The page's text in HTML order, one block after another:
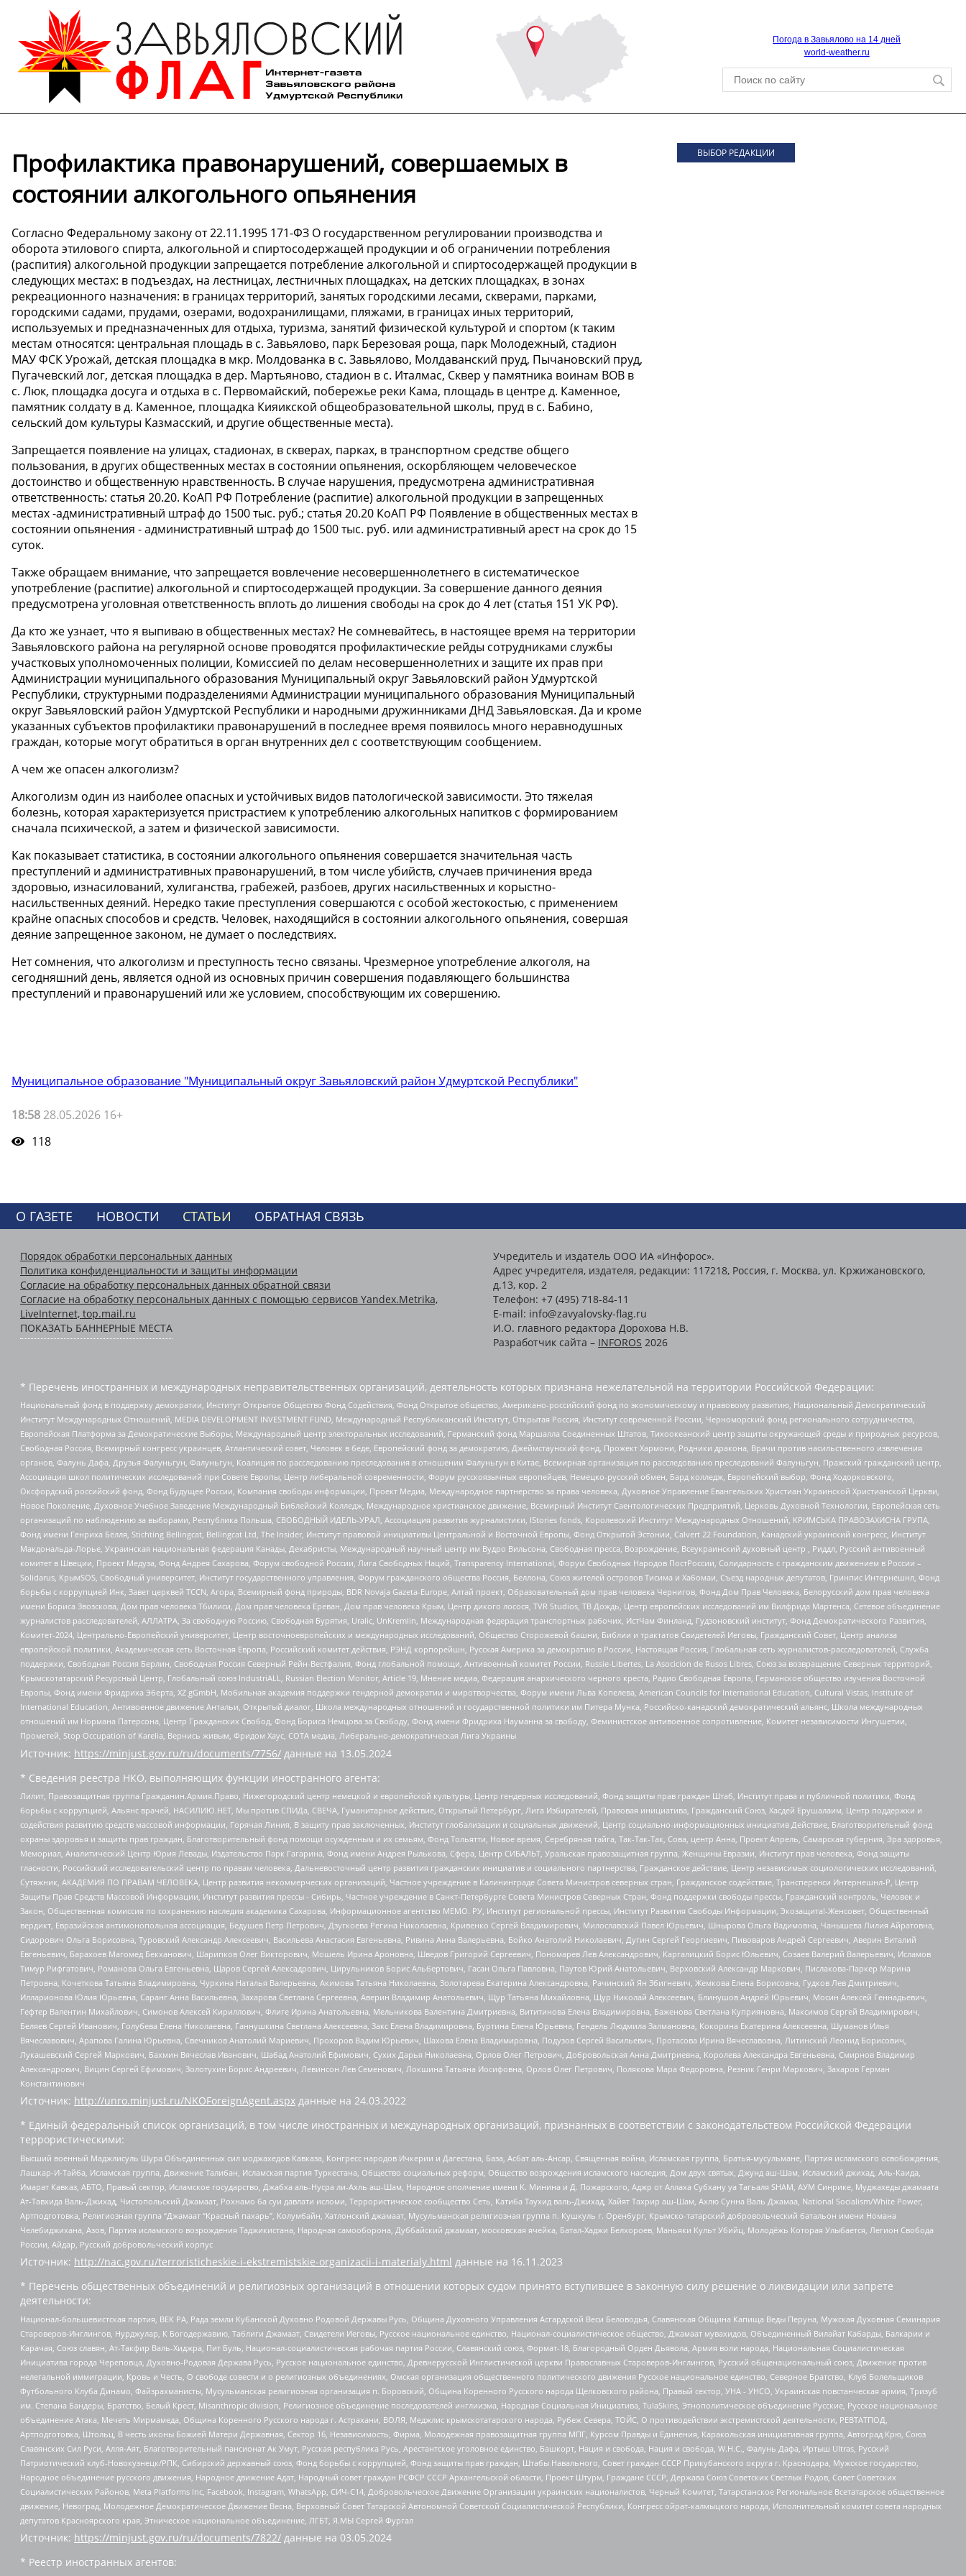
Погода в Завьялово на 14 дней
world-weather.ru
Профилактика правонарушений, совершаемых в
состоянии алкогольного опьянения
Согласно Федеральному закону от 22.11.1995 171-ФЗ О государственном регулировании производства и
оборота этилового спирта, алкогольной и спиртосодержащей продукции и об ограничении потребления
(распития) алкогольной продукции запрещается потребление алкогольной и спиртосодержащей продукции в
следующих местах: в подъездах, на лестницах, лестничных площадках, на детских площадках, в зонах
рекреационного назначения: в границах территорий, занятых городскими лесами, скверами, парками,
городскими садами, прудами, озерами, водохранилищами, пляжами, в границах иных территорий,
используемых и предназначенных для отдыха, туризма, занятий физической культурой и спортом (к таким
местам относятся: центральная площадь в с. Завьялово, парк Березовая роща, парк Молодежный, стадион
МАУ ФСК Урожай, детская площадка в мкр. Молдованка в с. Завьялово, Молдаванский пруд, Пычановский пруд,
Пугачевский лог, детская площадка в дер. Мартьяново, стадион в с. Италмас, Сквер у памятника воинам ВОВ в
с. Люк, площадка досуга и отдыха в с. Первомайский, побережье реки Кама, площадь в центре д. Каменное,
памятник солдату в д. Каменное, площадка Кияикской общеобразовательной школы, пруд в с. Бабино,
сельский дом культуры Казмасский, и другие общественные места).
Запрещается появление на улицах, стадионах, в скверах, парках, в транспортном средстве общего
пользования, в других общественных местах в состоянии опьянения, оскорбляющем человеческое
достоинство и общественную нравственность. В случае нарушения, предусмотрена административная
ответственность: статья 20.20. КоАП РФ Потребление (распитие) алкогольной продукции в запрещенных
местах -административный штраф до 1500 тыс. руб.; статья 20.20 КоАП РФ Появление в общественных местах в
состоянии опьянения - административный штраф до 1500 тыс. руб. или административный арест на срок до 15
суток.
Также обращаем внимание, что запрещается вовлечение несовершеннолетнего в систематическое
употребление (распитие) алкогольной и спиртосодержащей продукции. За совершение данного деяния
предусмотрена уголовная ответственность вплоть до лишения свободы на срок до 4 лет (статья 151 УК РФ).
Да кто же узнает, что я выпиваю в общественных местах? Не сомневайтесь, в настоящее время на территории
Завьяловского района на регулярной основе проводятся профилактические рейды сотрудниками службы
участковых уполномоченных полиции, Комиссией по делам несовершеннолетних и защите их прав при
Администрации муниципального образования Муниципальный округ Завьяловский район Удмуртской
Республики, структурными подразделениями Администрации муниципального образования Муниципальный
округ Завьяловский район Удмуртской Республики и народными дружинниками ДНД Завьяловская. Да и кроме
указанных субъектов профилактики правонарушений в последнее время появилось много неравнодушных
граждан, которые могут обратиться в орган внутренних дел с соответствующим сообщением.
А чем же опасен алкоголизм?
Алкоголизм один из наиболее опасных и устойчивых видов патологической зависимости. Это тяжелая
болезнь, которая характеризуется пристрастием к употреблению алкогольных напитков с формированием
сначала психической, а затем и физической зависимости.
Как показывает статистика, в состоянии алкогольного опьянения совершается значительная часть
преступлений и административных правонарушений, в том числе убийств, случаев причинения вреда
здоровью, изнасилований, хулиганства, грабежей, разбоев, других насильственных и корыстно-
насильственных деяний. Нередко такие преступления совершаются с особой жестокостью, с применением
крайне опасных способов и средств. Человек, находящийся в состоянии алкогольного опьянения, совершая
деяние запрещенное законом, не думает о последствиях.
Нет сомнения, что алкоголизм и преступность тесно связаны. Чрезмерное употребление алкоголя, на
сегодняшний день, является одной из основных причин совершения подавляющего большинства
преступлений и правонарушений или же условием, способствующим их совершению.
Муниципальное образование "Муниципальный округ Завьяловский район Удмуртской Республики"
18:58 28.05.2026 16+
118
ВЫБОР РЕДАКЦИИ
О ГАЗЕТЕ НОВОСТИ СТАТЬИ ОБРАТНАЯ СВЯЗЬ
Порядок обработки персональных данных
Политика конфиденциальности и защиты информации
Согласие на обработку персональных данных обратной связи
Согласие на обработку персональных данных с помощью сервисов Yandex.Metrika,
LiveInternet, top.mail.ru
ПОКАЗАТЬ БАННЕРНЫЕ МЕСТА
Учредитель и издатель ООО ИА «Инфорос».
Адрес учредителя, издателя, редакции: 117218, Россия, г. Москва, ул. Кржижановского,
д.13, кор. 2
Телефон: +7 (495) 718-84-11
E-mail: info@zavyalovsky-flag.ru
И.О. главного редактора Дорохова Н.В.
Разработчик сайта – INFOROS 2026
* Перечень иностранных и международных неправительственных организаций, деятельность которых признана нежелательной на территории Российской Федерации:
Национальный фонд в поддержку демократии, Институт Открытое Общество Фонд Содействия, Фонд Открытое общество, Американо-российский фонд по экономическому и правовому развитию, Национальный Демократический
Институт Международных Отношений, MEDIA DEVELOPMENT INVESTMENT FUND, Международный Республиканский Институт, Открытая Россия, Институт современной России, Черноморский фонд регионального сотрудничества,
Европейская Платформа за Демократические Выборы, Международный центр электоральных исследований, Германский фонд Маршалла Соединенных Штатов, Тихоокеанский центр защиты окружающей среды и природных ресурсов,
Свободная Россия, Всемирный конгресс украинцев, Атлантический совет, Человек в беде, Европейский фонд за демократию, Джеймстаунский фонд, Прожект Хармони, Родники дракона, Врачи против насильственного извлечения
органов, Фалунь Дафа, Друзья Фалуньгун, Фалуньгун, Коалиция по расследованию преследования в отношении Фалуньгун в Китае, Всемирная организация по расследованию преследований Фалуньгун, Пражский гражданский центр,
Ассоциация школ политических исследований при Совете Европы, Центр либеральной современности, Форум русскоязычных европейцев, Немецко-русский обмен, Бард колледж, Европейский выбор, Фонд Ходорковского,
Оксфордский российский фонд, Фонд Будущее России, Компания свободы информации, Проект Медиа, Международное партнерство за права человека, Духовное Управление Евангельских Христиан Украинской Христианской Церкви,
Новое Поколение, Духовное Учебное Заведение Международный Библейский Колледж, Международное христианское движение, Всемирный Институт Саентологических Предприятий, Церковь Духовной Технологии, Европейская сеть
организаций по наблюдению за выборами, Республика Польша, СВОБОДНЫЙ ИДЕЛЬ-УРАЛ, Ассоциация развития журналистики, IStories fonds, Королевский Институт Международных Отношений, КРИМСЬКА ПРАВОЗАХИСНА ГРУПА,
Фонд имени Генриха Бёлля, Stichting Bellingcat, Bellingcat Ltd, The Insider, Институт правовой инициативы Центральной и Восточной Европы, Фонд Открытой Эстонии, Calvert 22 Foundation, Канадский украинский конгресс, Институт
Макдональда-Лорье, Украинская национальная федерация Канады, Декабристы, Международный научный центр им Вудро Вильсона, Свободная пресса, Возрождение, Всеукраинский духовный центр , Риддл, Русский антивоенный
комитет в Швеции, Проект Медуза, Фонд Андрея Сахарова, Форум свободной России, Лига Свободных Наций, Transparеncy International, Форум Свободных Народов ПостРоссии, Солидарность с гражданским движением в России –
Solidarus, КрымSOS, Свободный университет, Институт государственного управления, Форум гражданского общества Россия, Беллона, Союз жителей островов Тисима и Хабомаи, Съезд народных депутатов, Гринпис Интернешнл, Фонд
борьбы с коррупцией Инк, Завет церквей TCCN, Агора, Всемирный фонд природы, BDR Novaja Gazeta-Europe, Алтай проект, Образовательный дом прав человека Чернигов, Фонд Дом Прав Человека, Белорусский дом прав человека
имени Бориса Звозскова, Дом прав человека Тбилиси, Дом прав человека Ереван, Дом прав человека Крым, Центр дикого лосося, TVR Studios, ТВ Дождь, Центр европейских исследований им Вилфрида Мартенса, Сетевое объединение
журналистов расследователей, АЛЛАТРА, За свободную Россию, Свободная Бурятия, Uralic, UnKremlin, Международная федерация транспортных рабочих, ИстЧам Финланд, Гудзоновский институт, Фонд Демократического Развития,
Комитет-2024, Центрально-Европейский университет, Центр восточноевропейских и международных исследований, Общество Сторожевой башни, Библии и трактатов Свидетелей Иеговы, Гражданский Совет, Центр анализа
европейской политики, Академическая сеть Восточная Европа, Российский комитет действия, РЭНД корпорейшн, Русская Америка за демократию в России, Настоящая Россия, Глобальная сеть журналистов-расследователей, Служба
поддержки, Свободная Россия Берлин, Свободная Россия Северный Рейн-Вестфалия, Фонд глобальной помощи, Антивоенный комитет России, Russie-Libertes, La Asocicion de Rusos Libres, Союз за возвращение Северных территорий,
Крымскотатарский Ресурсный Центр, Глобальный союз IndustriALL, Russian Election Monitor, Article 19, Мнение медиа, Федерация анархического черного креста, Радио Свободная Европа, Германское общество изучения Восточной
Европы, Фонд имени Фридриха Эберта, XZ gGmbH, Мобильная академия поддержки гендерной демократии и миротворчества, Форум имени Льва Копелева, American Councils for International Education, Cultural Vistas, Institute of
International Education, Антивоенное движение Антальи, Открытый диалог, Школа международных отношений и государственной политики им Питера Мунка, Российско-канадский демократический альянс, Школа международных
отношений им Нормана Патерсона, Центр Гражданских Свобод, Фонд Бориса Немцова за Свободу, Фонд имени Фридриха Науманна за свободу, Феминистское антивоенное сопротивление, Комитет независимости Ингушетии,
Прометей, Stop Occupation of Karelia, Вернись живым, Фридом Хаус, СОТА медиа, Либерально-демократическая Лига Украины
Источник: https://minjust.gov.ru/ru/documents/7756/ данные на 13.05.2024
* Сведения реестра НКО, выполняющих функции иностранного агента:
Лилит, Правозащитная группа Гражданин.Армия.Право, Нижегородский центр немецкой и европейской культуры, Центр гендерных исследований, Фонд защиты прав граждан Штаб, Институт права и публичной политики, Фонд
борьбы с коррупцией, Альянс врачей, НАСИЛИЮ.НЕТ, Мы против СПИДа, СВЕЧА, Гуманитарное действие, Открытый Петербург, Лига Избирателей, Правовая инициатива, Гражданский Союз, Хасдей Ерушалаим, Центр поддержки и
содействия развитию средств массовой информации, Горячая Линия, В защиту прав заключенных, Институт глобализации и социальных движений, Центр социально-информационных инициатив Действие, Благотворительный фонд
охраны здоровья и защиты прав граждан, Благотворительный фонд помощи осужденным и их семьям, Фонд Тольятти, Новое время, Серебряная тайга, Так-Так-Так, Сова, центр Анна, Проект Апрель, Самарская губерния, Эра здоровья,
Мемориал, Аналитический Центр Юрия Левады, Издательство Парк Гагарина, Фонд имени Андрея Рылькова, Сфера, Центр СИБАЛЬТ, Уральская правозащитная группа, Женщины Евразии, Институт прав человека, Фонд защиты
гласности, Российский исследовательский центр по правам человека, Дальневосточный центр развития гражданских инициатив и социального партнерства, Гражданское действие, Центр независимых социологических исследований,
Сутяжник, АКАДЕМИЯ ПО ПРАВАМ ЧЕЛОВЕКА, Центр развития некоммерческих организаций, Частное учреждение в Калининграде Совета Министров северных стран, Гражданское содействие, Трансперенси Интернешнл-Р, Центр
Защиты Прав Средств Массовой Информации, Институт развития прессы - Сибирь, Частное учреждение в Санкт-Петербурге Совета Министров Северных Стран, Фонд поддержки свободы прессы, Гражданский контроль, Человек и
Закон, Общественная комиссия по сохранению наследия академика Сахарова, Информационное агентство МЕМО. РУ, Институт региональной прессы, Институт Развития Свободы Информации, Экозащита!-Женсовет, Общественный
вердикт, Евразийская антимонопольная ассоциация, Бедушев Петр Петрович, Дзугкоева Регина Николаевна, Кривенко Сергей Владимирович, Милославский Павел Юрьевич, Шнырова Ольга Вадимовна, Чанышева Лилия Айратовна,
Сидорович Ольга Борисовна, Туровский Александр Алексеевич, Васильева Анастасия Евгеньевна, Ривина Анна Валерьевна, Бойко Анатолий Николаевич, Дугин Сергей Георгиевич, Пивоваров Андрей Сергеевич, Аверин Виталий
Евгеньевич, Барахоев Магомед Бекханович, Шарипков Олег Викторович, Мошель Ирина Ароновна, Шведов Григорий Сергеевич, Пономарев Лев Александрович, Каргалицкий Борис Юльевич, Созаев Валерий Валерьевич, Исламов
Тимур Рифгатович, Романова Ольга Евгеньевна, Щаров Сергей Алексадрович, Цирульников Борис Альбертович, Гасан Ольга Павловна, Паутов Юрий Анатольевич, Верховский Александр Маркович, Пислакова-Паркер Марина
Петровна, Кочеткова Татьяна Владимировна, Чуркина Наталья Валерьевна, Акимова Татьяна Николаевна, Золотарева Екатерина Александровна, Рачинский Ян Збигневич, Жемкова Елена Борисовна, Гудков Лев Дмитриевич,
Илларионова Юлия Юрьевна, Саранг Анна Васильевна, Захарова Светлана Сергеевна, Аверин Владимир Анатольевич, Щур Татьяна Михайловна, Щур Николай Алексеевич, Блинушов Андрей Юрьевич, Мосин Алексей Геннадьевич,
Гефтер Валентин Михайлович, Симонов Алексей Кириллович, Флиге Ирина Анатольевна, Мельникова Валентина Дмитриевна, Вититинова Елена Владимировна, Баженова Светлана Куприяновна, Максимов Сергей Владимирович,
Беляев Сергей Иванович, Голубева Елена Николаевна, Ганнушкина Светлана Алексеевна, Закс Елена Владимировна, Буртина Елена Юрьевна, Гендель Людмила Залмановна, Кокорина Екатерина Алексеевна, Шуманов Илья
Вячеславович, Арапова Галина Юрьевна, Свечников Анатолий Мариевич, Прохоров Вадим Юрьевич, Шахова Елена Владимировна, Подузов Сергей Васильевич, Протасова Ирина Вячеславовна, Литинский Леонид Борисович,
Лукашевский Сергей Маркович, Бахмин Вячеслав Иванович, Шабад Анатолий Ефимович, Сухих Дарья Николаевна, Орлов Олег Петрович, Добровольская Анна Дмитриевна, Королева Александра Евгеньевна, Смирнов Владимир
Александрович, Вицин Сергей Ефимович, Золотухин Борис Андреевич, Левинсон Лев Семенович, Локшина Татьяна Иосифовна, Орлов Олег Петрович, Полякова Мара Федоровна, Резник Генри Маркович, Захаров Герман
Константинович
Источник: http://unro.minjust.ru/NKOForeignAgent.aspx данные на 24.03.2022
* Единый федеральный список организаций, в том числе иностранных и международных организаций, признанных в соответствии с законодательством Российской Федерации
террористическими:
Высший военный Маджлисуль Шура Объединенных сил моджахедов Кавказа, Конгресс народов Ичкерии и Дагестана, База, Асбат аль-Ансар, Священная война, Исламская группа, Братья-мусульмане, Партия исламского освобождения,
Лашкар-И-Тайба, Исламская группа, Движение Талибан, Исламская партия Туркестана, Общество социальных реформ, Общество возрождения исламского наследия, Дом двух святых, Джунд аш-Шам, Исламский джихад, Аль-Каида,
Имарат Кавказ, АБТО, Правый сектор, Исламское государство, Джабха аль-Нусра ли-Ахль аш-Шам, Народное ополчение имени К. Минина и Д. Пожарского, Аджр от Аллаха Субхану уа Тагьаля SHAM, АУМ Синрике, Муджахеды джамаата
Ат-Тавхида Валь-Джихад, Чистопольский Джамаат, Рохнамо ба суи давлати исломи, Террористическое сообщество Сеть, Катиба Таухид валь-Джихад, Хайят Тахрир аш-Шам, Ахлю Сунна Валь Джамаа, National Socialism/White Power,
Артподготовка, Религиозная группа “Джамаат “Красный пахарь”, Колумбайн, Хатлонский джамаат, Мусульманская религиозная группа п. Кушкуль г. Оренбург, Крымско-татарский добровольческий батальон имени Номана
Челебиджихана, Азов, Партия исламского возрождения Таджикистана, Народная самооборона, Дуббайский джамаат, московская ячейка, Батал-Хаджи Белхороев, Маньяки Культ Убийц, Молодёжь Которая Улыбается, Легион Свобода
России, Айдар, Русский добровольческий корпус
Источник: http://nac.gov.ru/terroristicheskie-i-ekstremistskie-organizacii-i-materialy.html данные на 16.11.2023
* Перечень общественных объединений и религиозных организаций в отношении которых судом принято вступившее в законную силу решение о ликвидации или запрете
деятельности:
Национал-большевистская партия, ВЕК РА, Рада земли Кубанской Духовно Родовой Державы Русь, Община Духовного Управления Асгардской Веси Беловодья, Славянская Община Капища Веды Перуна, Мужская Духовная Семинария
Староверов-Инглингов, Нурджулар, К Богодержавию, Таблиги Джамаат, Свидетели Иеговы, Русское национальное единство, Национал-социалистическое общество, Джамаат мувахидов, Объединенный Вилайат Кабарды, Балкарии и
Карачая, Союз славян, Ат-Такфир Валь-Хиджра, Пит Буль, Национал-социалистическая рабочая партия России, Славянский союз, Формат-18, Благородный Орден Дьявола, Армия воли народа, Национальная Социалистическая
Инициатива города Череповца, Духовно-Родовая Держава Русь, Русское национальное единство, Древнерусской Инглистической церкви Православных Староверов-Инглингов, Русский общенациональный союз, Движение против
нелегальной иммиграции, Кровь и Честь, О свободе совести и о религиозных объединениях, Омская организация общественного политического движения Русское национальное единство, Северное Братство, Клуб Болельщиков
Футбольного Клуба Динамо, Файзрахманисты, Мусульманская религиозная организация п. Боровский, Община Коренного Русского народа Щелковского района, Правый сектор, УНА - УНСО, Украинская повстанческая армия, Тризуб
им. Степана Бандеры, Братство, Белый Крест, Misanthropic division, Религиозное объединение последователей инглиизма, Народная Социальная Инициатива, TulaSkins, Этнополитическое объединение Русские, Русское национальное
объединение Атака, Мечеть Мирмамеда, Община Коренного Русского народа г. Астрахани, ВОЛЯ, Меджлис крымскотатарского народа, Рубеж Севера, ТОЙС, О противодействии экстремистской деятельности, РЕВТАТПОД,
Артподготовка, Штольц, В честь иконы Божией Матери Державная, Сектор 16, Независимость, Фирма, Молодежная правозащитная группа МПГ, Курсом Правды и Единения, Каракольская инициативная группа, Автоград Крю, Союз
Славянских Сил Руси, Алля-Аят, Благотворительный пансионат Ак Умут, Русская республика Русь, Арестантское уголовное единство, Башкорт, Нация и свобода, Нация и свобода, W.H.С., Фалунь Дафа, Иртыш Ultras, Русский
Патриотический клуб-Новокузнецк/РПК, Сибирский державный союз, Фонд борьбы с коррупцией, Фонд защиты прав граждан, Штабы Навального, Совет граждан СССР Прикубанского округа г. Краснодара, Мужское государство,
Народное объединение русского движения, Народное движение Адат, Народный совет граждан РСФСР СССР Архангельской области, Проект Штурм, Граждане СССР, Держава Союз Советских Светлых Родов, Совет Советских
Социалистических Районов, Meta Platforms Inc, Facebook, Instagram, WhatsApp, СИЧ-С14, Добровольческое Движение Организации украинских националистов, Черный Комитет, Татарстанское Региональное Всетатарское общественное
движение, Невоград, Молодежное Демократическое Движение Весна, Верховный Совет Татарской Автономной Советской Социалистической Республики, Конгресс ойрат-калмыцкого народа, Исполнительный комитет совета народных
депутатов Красноярского края, Этническое национальное объединение, ЛГБТ, Я.МЫ Сергей Фургал
Источник: https://minjust.gov.ru/ru/documents/7822/ данные на 03.05.2024
* Реестр иностранных агентов: